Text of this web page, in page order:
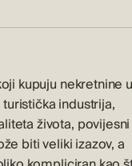
kupuju nekretnine u
industrija,
života, povijesni
biti veliki izazov, a